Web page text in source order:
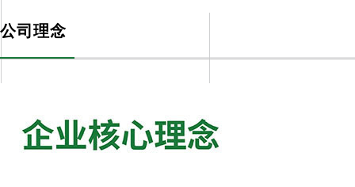
公司理念